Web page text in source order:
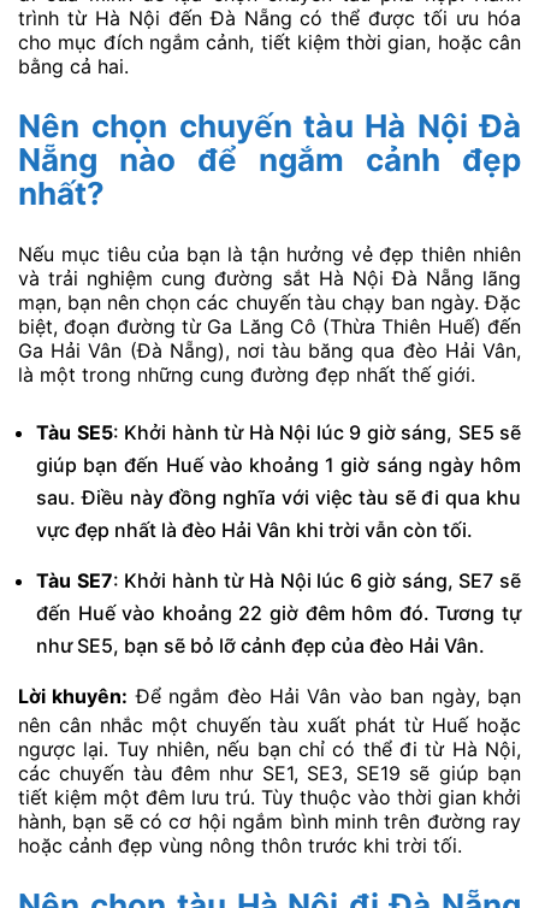
trình từ Hà Nội đến Đà Nẵng có thể được tối ưu hóa
cho mục đích ngắm cảnh, tiết kiệm thời gian, hoặc cân
bằng cả hai.
Nên chọn chuyến tàu Hà Nội Đà
Nẵng nào để ngắm cảnh đẹp
nhất?
Nếu mục tiêu của bạn là tận hưởng vẻ đẹp thiên nhiên
và trải nghiệm cung đường sắt Hà Nội Đà Nẵng lãng
mạn, bạn nên chọn các chuyến tàu chạy ban ngày. Đặc
biệt, đoạn đường từ Ga Lăng Cô (Thừa Thiên Huế) đến
Ga Hải Vân (Đà Nẵng), nơi tàu băng qua đèo Hải Vân,
là một trong những cung đường đẹp nhất thế giới.
Tàu SE5: Khởi hành từ Hà Nội lúc 9 giờ sáng, SE5 sẽ
giúp bạn đến Huế vào khoảng 1 giờ sáng ngày hôm
sau. Điều này đồng nghĩa với việc tàu sẽ đi qua khu
vực đẹp nhất là đèo Hải Vân khi trời vẫn còn tối.
Tàu SE7: Khởi hành từ Hà Nội lúc 6 giờ sáng, SE7 sẽ
đến Huế vào khoảng 22 giờ đêm hôm đó. Tương tự
như SE5, bạn sẽ bỏ lỡ cảnh đẹp của đèo Hải Vân.
Lời khuyên: Để ngắm đèo Hải Vân vào ban ngày, bạn
nên cân nhắc một chuyến tàu xuất phát từ Huế hoặc
ngược lại. Tuy nhiên, nếu bạn chỉ có thể đi từ Hà Nội,
các chuyến tàu đêm như SE1, SE3, SE19 sẽ giúp bạn
tiết kiệm một đêm lưu trú. Tùy thuộc vào thời gian khởi
hành, bạn sẽ có cơ hội ngắm bình minh trên đường ray
hoặc cảnh đẹp vùng nông thôn trước khi trời tối.